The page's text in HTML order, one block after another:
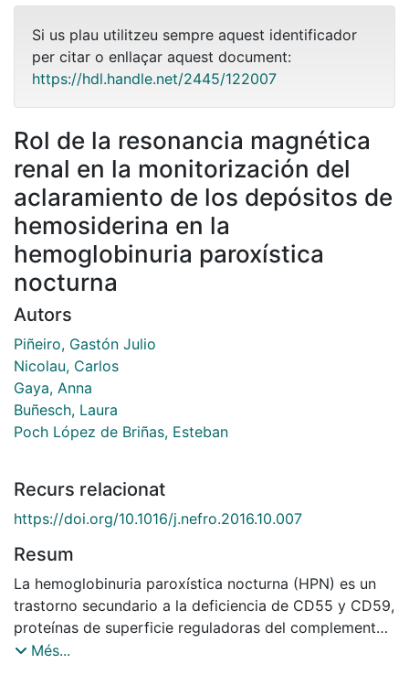
Si us plau utilitzeu sempre aquest identificador
per citar o enllaçar aquest document:
https://hdl.handle.net/2445/122007
Rol de la resonancia magnética
renal en la monitorización del
aclaramiento de los depósitos de
hemosiderina en la
hemoglobinuria paroxística
nocturna
Autors
Piñeiro, Gastón Julio
Nicolau, Carlos
Gaya, Anna
Buñesch, Laura
Poch López de Briñas, Esteban
Recurs relacionat
https://doi.org/10.1016/j.nefro.2016.10.007
Resum
La hemoglobinuria paroxística nocturna (HPN) es un
trastorno secundario a la deficiencia de CD55 y CD59,
proteínas de superficie reguladoras del complemento,
resultando en hemólisis crónica mediada por el
Més...